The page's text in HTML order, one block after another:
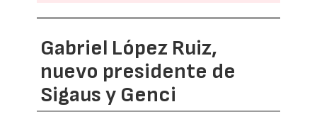
Gabriel López Ruiz,
nuevo presidente de
Sigaus y Genci